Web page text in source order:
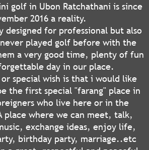
golf in Ubon Ratchathani is since
2016 a reality.
designed for professional but also
played golf before with the
a very good time, plenty of fun
day in our place.
special wish is that i would like
the first special "farang" place in
who live here or in the
place where we can meet, talk,
exchange ideas, enjoy life,
birthday party, marriage..etc